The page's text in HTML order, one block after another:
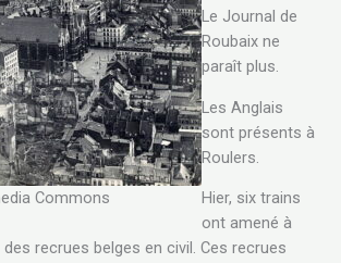
Commons
Le Journal de
Roubaix ne
paraît plus.
Les Anglais
sont présents à
Roulers.
Hier, six trains
ont amené à
recrues belges en civil. Ces recrues